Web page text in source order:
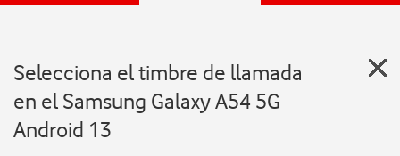
Selecciona el timbre de llamada
en el Samsung Galaxy A54 5G
Android 13